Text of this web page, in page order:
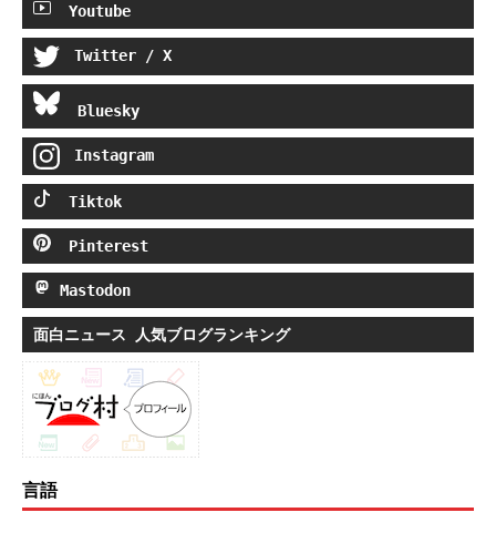
Youtube
Twitter / X
Bluesky
Instagram
Tiktok
Pinterest
Mastodon
面白ニュース 人気ブログランキング
言語